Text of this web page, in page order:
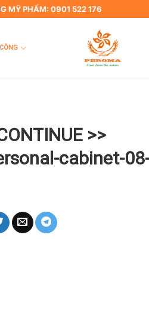
MỸ PHẨM: 0901 522 176
>>
cabinet-